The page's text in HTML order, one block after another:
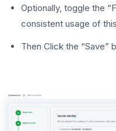
Optionally, toggle the
consistent usage of
Then Click the “Save”